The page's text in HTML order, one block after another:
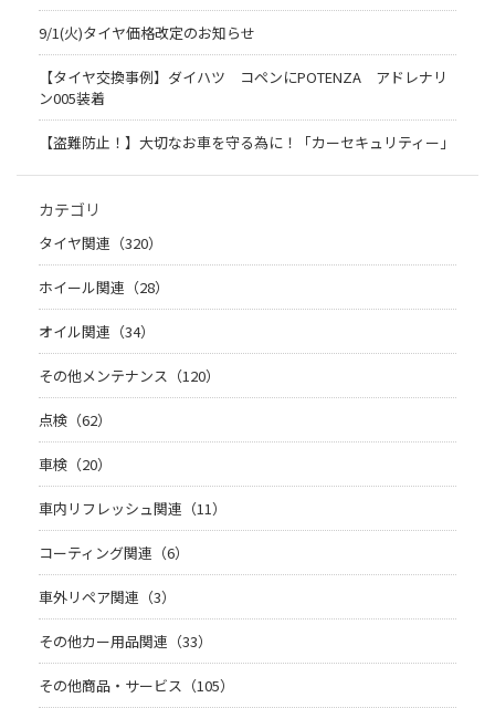
9/1(火)タイヤ価格改定のお知らせ
【タイヤ交換事例】ダイハツ コペンにPOTENZA アドレナリ
ン005装着
【盗難防止！】大切なお車を守る為に！「カーセキュリティー」
カテゴリ
タイヤ関連（320）
ホイール関連（28）
オイル関連（34）
その他メンテナンス（120）
点検（62）
車検（20）
車内リフレッシュ関連（11）
コーティング関連（6）
車外リペア関連（3）
その他カー用品関連（33）
その他商品・サービス（105）